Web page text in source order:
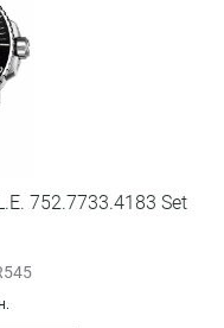
752.7733.4183 Set